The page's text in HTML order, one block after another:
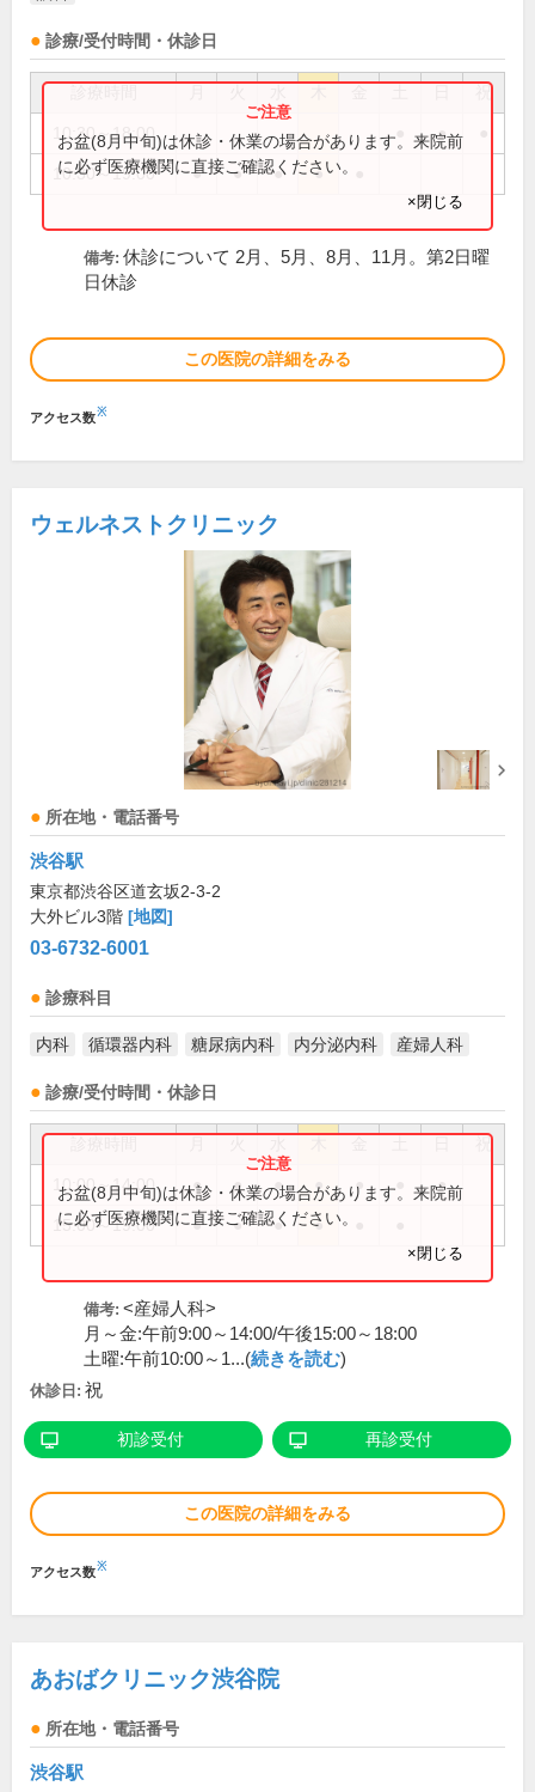
診療/受付時間・休診日
祝
10:30～18:00 ●
10:30～19:00 ● ● ● ●
お盆(8月中旬)は休診・休業の場合があります。来院前
に必ず医療機関に直接ご確認ください。
×閉じる
備考: 休診について 2月、5月、8月、11月。第2日曜
日休診
この医院の詳細をみる
アクセス数※
ウェルネストクリニック
所在地・電話番号
渋谷駅
東京都渋谷区道玄坂2-3-2
大外ビル3階 [地図]
03-6732-6001
診療科目
内科 循環器内科 糖尿病内科 内分泌内科 産婦人科
診療/受付時間・休診日
祝
10:00～14:00 ● ● ● ● ● ●
15:00～19:00 ● ● ● ●
お盆(8月中旬)は休診・休業の場合があります。来院前
に必ず医療機関に直接ご確認ください。
×閉じる
備考: <産婦人科>
月～金:午前9:00～14:00/午後15:00～18:00
土曜:午前10:00～1...(続きを読む)
休診日: 祝
初診受付 再診受付
この医院の詳細をみる
アクセス数※
あおばクリニック渋谷院
所在地・電話番号
渋谷駅